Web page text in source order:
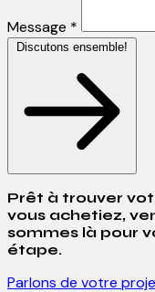
Message *
Discutons ensemble!
Prêt à trouver
vous achetiez,
sommes là pour
étape.
Parlons de votre